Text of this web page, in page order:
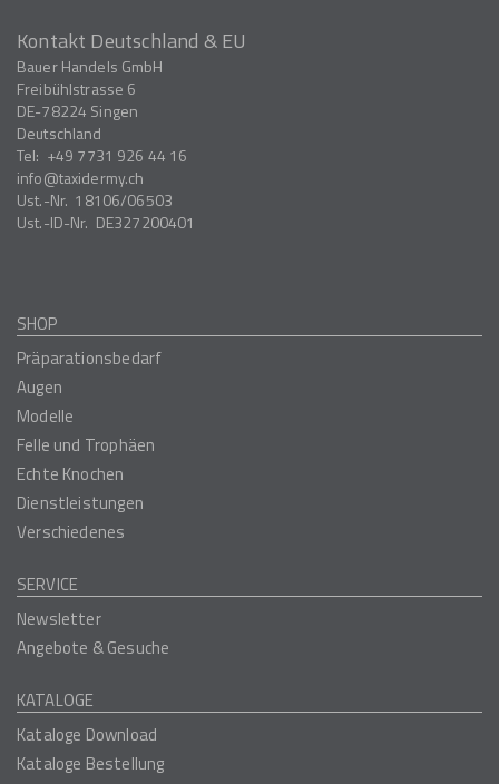
Kontakt Deutschland & EU
Bauer Handels GmbH
Freibühlstrasse 6
DE-78224 Singen
Deutschland
Tel: +49 7731 926 44 16
info
taxidermy.ch
Ust.-Nr. 18106/06503
Ust.-ID-Nr. DE327200401
SHOP
Präparationsbedarf
Augen
Modelle
Felle und Trophäen
Echte Knochen
Dienstleistungen
Verschiedenes
SERVICE
Newsletter
Angebote & Gesuche
KATALOGE
Kataloge Download
Kataloge Bestellung